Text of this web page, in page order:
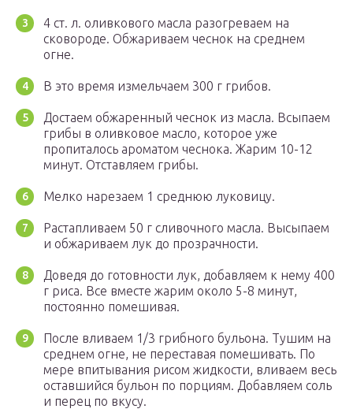
4 ст. л. оливкового масла разогреваем на
сковороде. Обжариваем чеснок на среднем
огне.
В это время измельчаем 300 г грибов.
Достаем обжаренный чеснок из масла. Всыпаем
грибы в оливковое масло, которое уже
пропиталось ароматом чеснока. Жарим 10-12
минут. Отставляем грибы.
Мелко нарезаем 1 среднюю луковицу.
Растапливаем 50 г сливочного масла. Высыпаем
и обжариваем лук до прозрачности.
Доведя до готовности лук, добавляем к нему 400
г риса. Все вместе жарим около 5-8 минут,
постоянно помешивая.
После вливаем 1/3 грибного бульона. Тушим на
среднем огне, не переставая помешивать. По
мере впитывания рисом жидкости, вливаем весь
оставшийся бульон по порциям. Добавляем соль
и перец по вкусу.